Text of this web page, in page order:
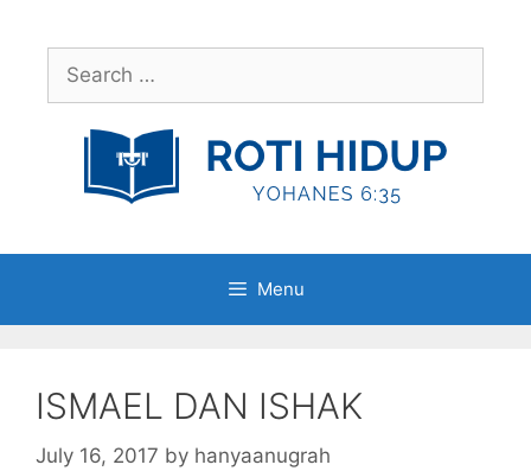
contentSearch
for:
Menu
ISMAEL DAN ISHAK
July 16, 2017 by hanyaanugrah